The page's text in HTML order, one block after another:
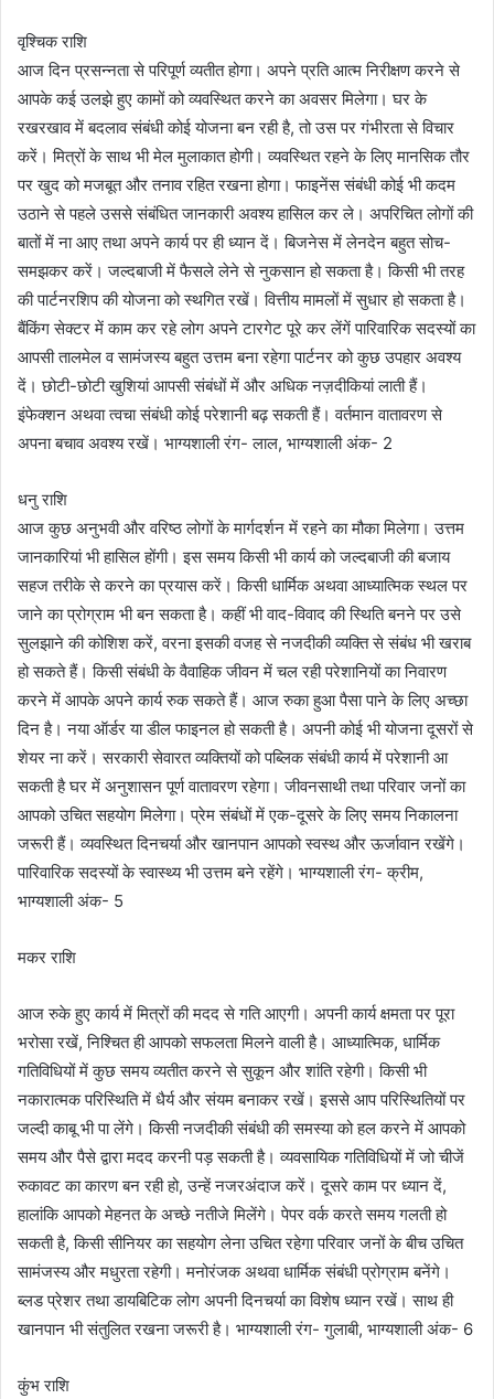
वृश्चिक राशि
आज दिन प्रसन्नता से परिपूर्ण व्यतीत होगा। अपने प्रति आत्म निरीक्षण करने से
आपके कई उलझे हुए कामों को व्यवस्थित करने का अवसर मिलेगा। घर के
रखरखाव में बदलाव संबंधी कोई योजना बन रही है, तो उस पर गंभीरता से विचार
करें। मित्रों के साथ भी मेल मुलाकात होगी। व्यवस्थित रहने के लिए मानसिक तौर
पर खुद को मजबूत और तनाव रहित रखना होगा। फाइनेंस संबंधी कोई भी कदम
उठाने से पहले उससे संबंधित जानकारी अवश्य हासिल कर ले। अपरिचित लोगों की
बातों में ना आए तथा अपने कार्य पर ही ध्यान दें। बिजनेस में लेनदेन बहुत सोच-
समझकर करें। जल्दबाजी में फैसले लेने से नुकसान हो सकता है। किसी भी तरह
की पार्टनरशिप की योजना को स्थगित रखें। वित्तीय मामलों में सुधार हो सकता है।
बैंकिंग सेक्टर में काम कर रहे लोग अपने टारगेट पूरे कर लेंगें पारिवारिक सदस्यों का
आपसी तालमेल व सामंजस्य बहुत उत्तम बना रहेगा पार्टनर को कुछ उपहार अवश्य
दें। छोटी-छोटी खुशियां आपसी संबंधों में और अधिक नज़दीकियां लाती हैं।
इंफेक्शन अथवा त्वचा संबंधी कोई परेशानी बढ़ सकती हैं। वर्तमान वातावरण से
अपना बचाव अवश्य रखें। भाग्यशाली रंग- लाल, भाग्यशाली अंक- 2
धनु राशि
आज कुछ अनुभवी और वरिष्ठ लोगों के मार्गदर्शन में रहने का मौका मिलेगा। उत्तम
जानकारियां भी हासिल होंगी। इस समय किसी भी कार्य को जल्दबाजी की बजाय
सहज तरीके से करने का प्रयास करें। किसी धार्मिक अथवा आध्यात्मिक स्थल पर
जाने का प्रोग्राम भी बन सकता है। कहीं भी वाद-विवाद की स्थिति बनने पर उसे
सुलझाने की कोशिश करें, वरना इसकी वजह से नजदीकी व्यक्ति से संबंध भी खराब
हो सकते हैं। किसी संबंधी के वैवाहिक जीवन में चल रही परेशानियों का निवारण
करने में आपके अपने कार्य रुक सकते हैं। आज रुका हुआ पैसा पाने के लिए अच्छा
दिन है। नया ऑर्डर या डील फाइनल हो सकती है। अपनी कोई भी योजना दूसरों से
शेयर ना करें। सरकारी सेवारत व्यक्तियों को पब्लिक संबंधी कार्य में परेशानी आ
सकती है घर में अनुशासन पूर्ण वातावरण रहेगा। जीवनसाथी तथा परिवार जनों का
आपको उचित सहयोग मिलेगा। प्रेम संबंधों में एक-दूसरे के लिए समय निकालना
जरूरी हैं। व्यवस्थित दिनचर्या और खानपान आपको स्वस्थ और ऊर्जावान रखेंगे।
पारिवारिक सदस्यों के स्वास्थ्य भी उत्तम बने रहेंगे। भाग्यशाली रंग- क्रीम,
भाग्यशाली अंक- 5
मकर राशि
आज रुके हुए कार्य में मित्रों की मदद से गति आएगी। अपनी कार्य क्षमता पर पूरा
भरोसा रखें, निश्चित ही आपको सफलता मिलने वाली है। आध्यात्मिक, धार्मिक
गतिविधियों में कुछ समय व्यतीत करने से सुकून और शांति रहेगी। किसी भी
नकारात्मक परिस्थिति में धैर्य और संयम बनाकर रखें। इससे आप परिस्थितियों पर
जल्दी काबू भी पा लेंगे। किसी नजदीकी संबंधी की समस्या को हल करने में आपको
समय और पैसे द्वारा मदद करनी पड़ सकती है। व्यवसायिक गतिविधियों में जो चीजें
रुकावट का कारण बन रही हो, उन्हें नजरअंदाज करें। दूसरे काम पर ध्यान दें,
हालांकि आपको मेहनत के अच्छे नतीजे मिलेंगे। पेपर वर्क करते समय गलती हो
सकती है, किसी सीनियर का सहयोग लेना उचित रहेगा परिवार जनों के बीच उचित
सामंजस्य और मधुरता रहेगी। मनोरंजक अथवा धार्मिक संबंधी प्रोग्राम बनेंगे।
ब्लड प्रेशर तथा डायबिटिक लोग अपनी दिनचर्या का विशेष ध्यान रखें। साथ ही
खानपान भी संतुलित रखना जरूरी है। भाग्यशाली रंग- गुलाबी, भाग्यशाली अंक- 6
कुंभ राशि